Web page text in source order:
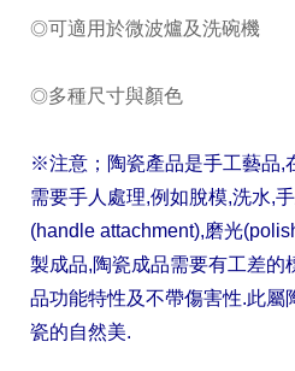
◎可適用於微波爐及洗碗機
◎多種尺寸與顏色
※注意；陶瓷產品是手工藝品,
需要手人處理,例如脫模,洗水,
(handle attachment),磨光
製成品,陶瓷成品需要有工差的
品功能特性及不帶傷害性.此屬
瓷的自然美.